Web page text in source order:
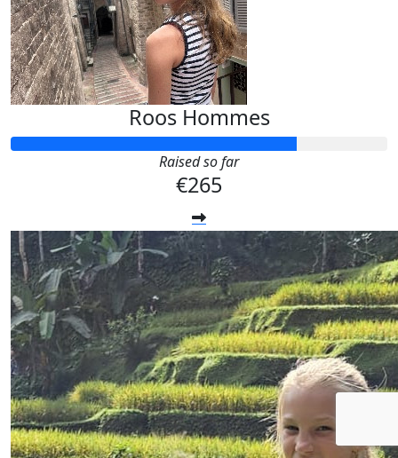
Roos Hommes
Raised so far
€265